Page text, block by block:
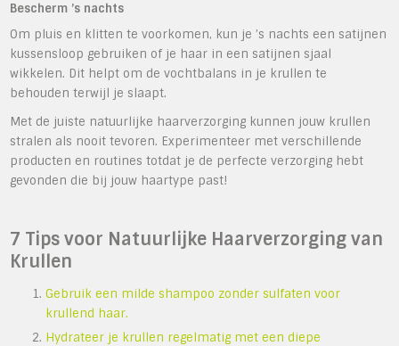
Bescherm ’s nachts
Om pluis en klitten te voorkomen, kun je ’s nachts een satijnen
kussensloop gebruiken of je haar in een satijnen sjaal
wikkelen. Dit helpt om de vochtbalans in je krullen te
behouden terwijl je slaapt.
Met de juiste natuurlijke haarverzorging kunnen jouw krullen
stralen als nooit tevoren. Experimenteer met verschillende
producten en routines totdat je de perfecte verzorging hebt
gevonden die bij jouw haartype past!
7 Tips voor Natuurlijke Haarverzorging van
Krullen
Gebruik een milde shampoo zonder sulfaten voor
krullend haar.
Hydrateer je krullen regelmatig met een diepe